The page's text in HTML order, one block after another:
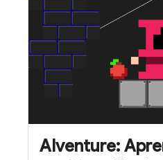
AIventure: